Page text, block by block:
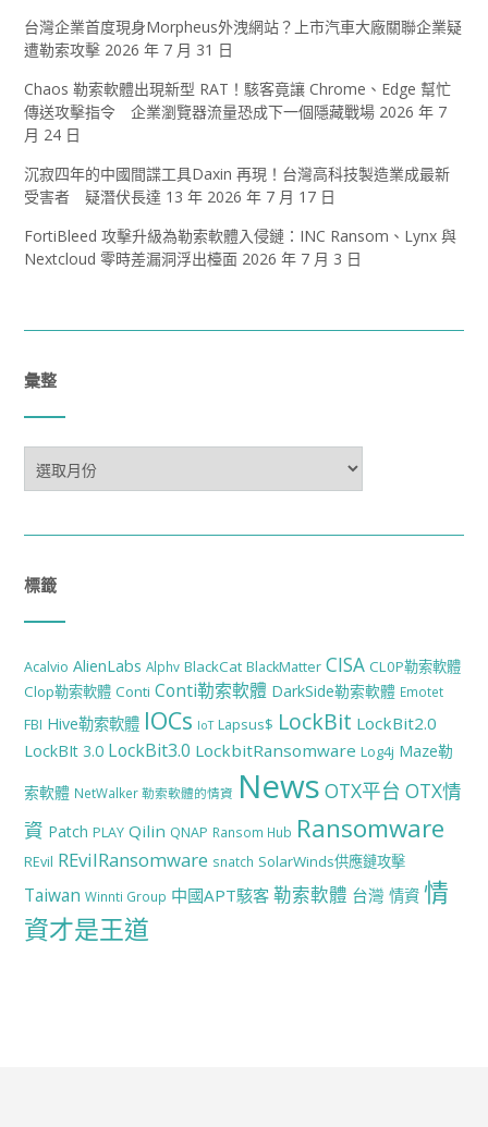
台灣企業首度現身Morpheus外洩網站？上市汽車大廠關聯企業疑
遭勒索攻擊 2026 年 7 月 31 日
Chaos 勒索軟體出現新型 RAT！駭客竟讓 Chrome、Edge 幫忙
傳送攻擊指令 企業瀏覽器流量恐成下一個隱藏戰場 2026 年 7
月 24 日
沉寂四年的中國間諜工具Daxin 再現！台灣高科技製造業成最新
受害者 疑潛伏長達 13 年 2026 年 7 月 17 日
FortiBleed 攻擊升級為勒索軟體入侵鏈：INC Ransom、Lynx 與
Nextcloud 零時差漏洞浮出檯面 2026 年 7 月 3 日
彙整
整
標籤
Acalvio AlienLabs Alphv BlackCat BlackMatter CISA CL0P勒索軟體
Clop勒索軟體 Conti Conti勒索軟體 DarkSide勒索軟體 Emotet
FBI Hive勒索軟體 IOCs IoT Lapsus$ LockBit LockBit2.0
LockBIt 3.0 LockBit3.0 LockbitRansomware Log4j Maze勒
索軟體 NetWalker 勒索軟體的情資 News OTX平台 OTX情
資 Patch PLAY Qilin QNAP Ransom Hub Ransomware
REvil REvilRansomware snatch SolarWinds供應鏈攻擊
Taiwan Winnti Group 中國APT駭客 勒索軟體 台灣 情資 情
資才是王道